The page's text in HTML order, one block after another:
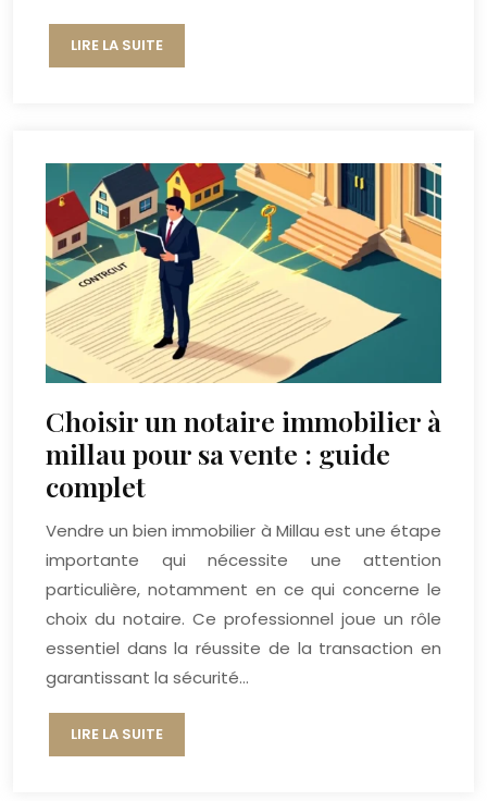
LIRE LA SUITE
Choisir un notaire immobilier à
millau pour sa vente : guide
complet
Vendre un bien immobilier à Millau est une étape
importante qui nécessite une attention
particulière, notamment en ce qui concerne le
choix du notaire. Ce professionnel joue un rôle
essentiel dans la réussite de la transaction en
garantissant la sécurité…
LIRE LA SUITE